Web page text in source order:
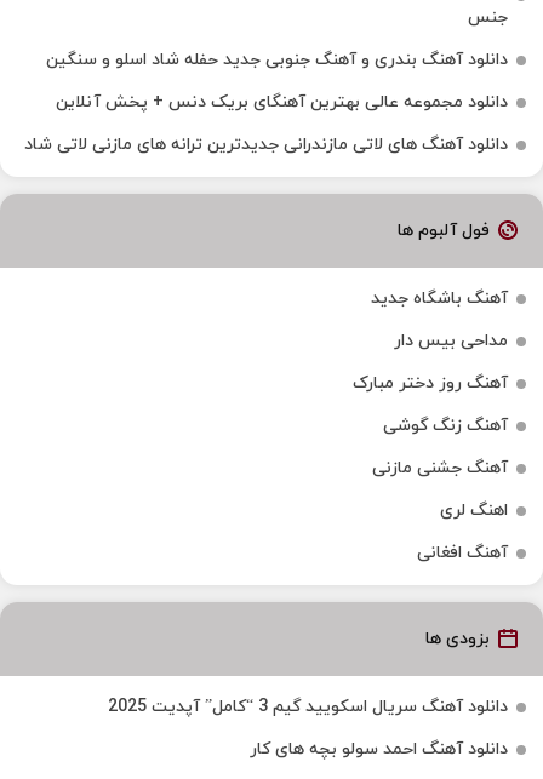
جنس
دانلود آهنگ بندری و آهنگ جنوبی جدید حفله شاد اسلو و سنگین
دانلود مجموعه عالی بهترین آهنگای بریک دنس + پخش آنلاین
دانلود آهنگ‌ های لاتی مازندرانی جدیدترین ترانه های مازنی لاتی شاد
فول آلبوم ها
آهنگ باشگاه جدید
مداحی بیس دار
آهنگ روز دختر مبارک
آهنگ زنگ گوشی
آهنگ جشنی مازنی
اهنگ لری
آهنگ افغانی
بزودی ها
دانلود آهنگ سریال اسکویید گیم 3 “کامل” آپدیت 2025
دانلود آهنگ احمد سولو بچه های کار